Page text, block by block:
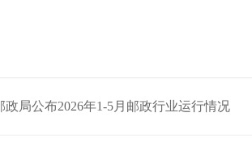
政局公布2026年1-5月邮政行业运行情况